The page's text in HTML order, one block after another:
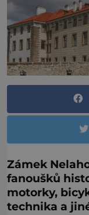
Zámek
fanoušků
motorky,
technika a